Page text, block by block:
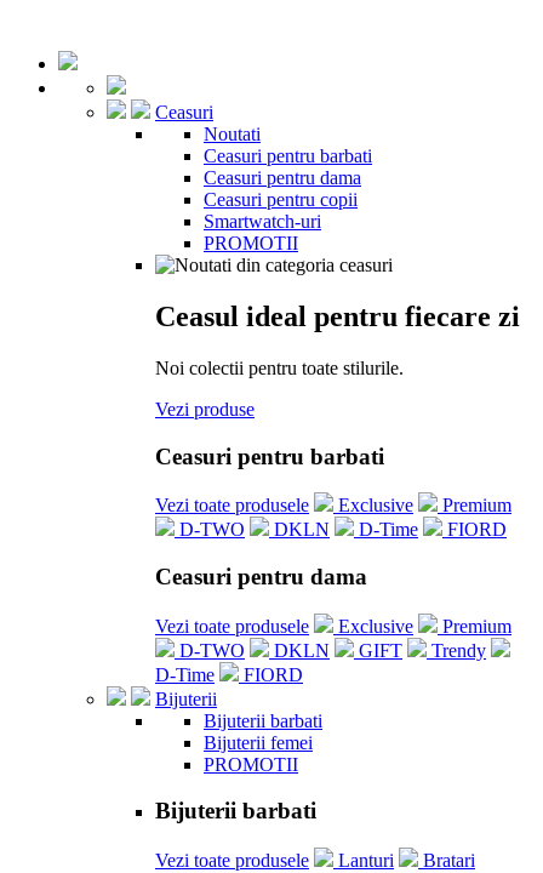
Ceasuri
Noutati
Ceasuri pentru barbati
Ceasuri pentru dama
Ceasuri pentru copii
Smartwatch-uri
PROMOTII
Ceasul ideal pentru fiecare zi
Noi colectii pentru toate stilurile.
Vezi produse
Ceasuri pentru barbati
Vezi toate produsele Exclusive
Premium
D-TWO
DKLN D-Time FIORD
Ceasuri pentru dama
Vezi toate produsele Exclusive
Premium
D-TWO
DKLN GIFT
Trendy
D-Time
FIORD
Bijuterii
Bijuterii barbati
Bijuterii femei
PROMOTII
Bijuterii barbati
Vezi toate produsele Lanturi Bratari